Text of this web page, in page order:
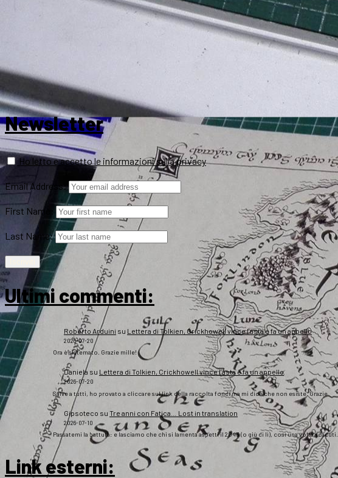
Newsletter
Ho letto e accetto le informazioni sulla privacy
Email Address:
First Name:
Last Name:
Ultimi commenti:
Roberto Arduini su Lettera di Tolkien, Crickhowell vince l’asta e fa un appello
2026-07-20
Ora è sistemato. Grazie mille!
Daniela su Lettera di Tolkien, Crickhowell vince l’asta e fa un appello
2026-07-20
Salve a tutti, ho provato a cliccare sul link della raccolta fondi ma mi dice che non esiste. Grazie
Gipsoteco su Tre anni con Fatica… Lost in translation
2026-07-10
Passatemi la battuta: e lasciamo che chi si lamenta aspetti il 2043 (o giù di lì), così una volta scaduti…
Link esterni: